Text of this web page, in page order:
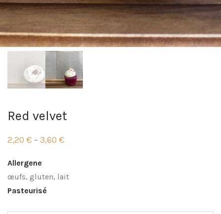
Red velvet
2,20 € – 3,60 €
Plage
prix :
2,20 €
à
3,60 €
Allergene
œufs, gluten, lait
Pasteurisé